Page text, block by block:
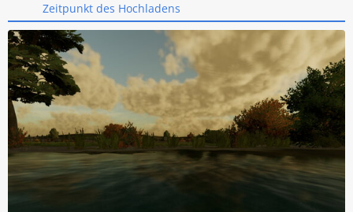
Zeitpunkt des Hochladens